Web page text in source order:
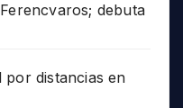
debuta
distancias en